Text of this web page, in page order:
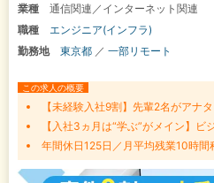
業種
通信関連／インターネット関連
職種
エンジニア(インフラ)
勤務地
東京都 ／ 一部リモート
この求人の概要
【未経験入社9割】先輩2名がアナ
【入社3ヵ月は“学ぶ”がメイン】
年間休日125日／月平均残業10時間